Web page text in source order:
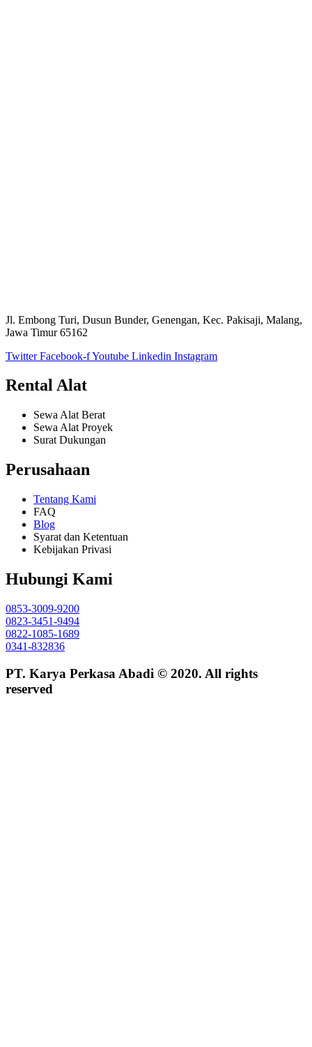
Jl. Embong Turi, Dusun Bunder, Genengan, Kec. Pakisaji, Malang,
Jawa Timur 65162
Twitter Facebook-fYoutube Linkedin Instagram
Rental Alat
Sewa Alat Berat
Sewa Alat Proyek
Surat Dukungan
Perusahaan
Tentang Kami
FAQ
Blog
Syarat dan Ketentuan
Kebijakan Privasi
Hubungi Kami
0853-3009-9200
0823-3451-9494
0822-1085-1689
0341-832836
PT. Karya Perkasa Abadi © 2020. All rights
reserved